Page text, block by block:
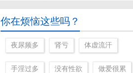
李耀峰
★中华泌尿科协会会员
南京金陵男科医院医师
预约医师
你在烦恼这些吗？
夜尿频多 肾亏 体虚流汗
手淫过多 没有性欲 做爱很累